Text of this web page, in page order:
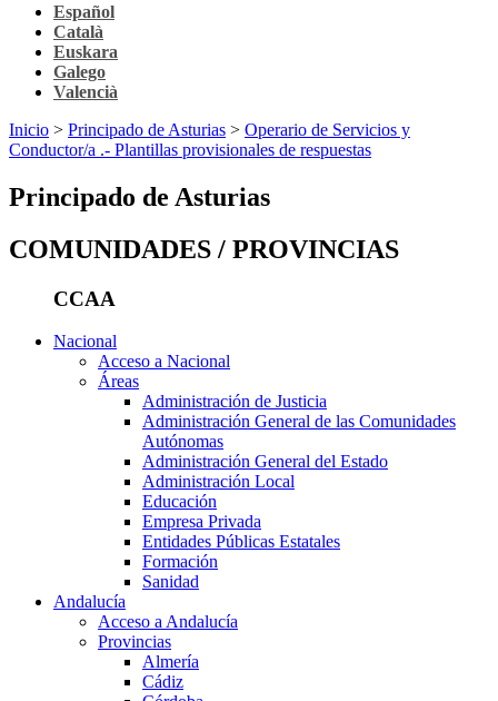
Español
Català
Euskara
Galego
Valencià
Inicio > Principado de Asturias > Operario de Servicios y
Conductor/a .- Plantillas provisionales de respuestas
Principado de Asturias
COMUNIDADES / PROVINCIAS
CCAA
Nacional
Acceso a Nacional
Áreas
Administración de Justicia
Administración General de las Comunidades
Autónomas
Administración General del Estado
Administración Local
Educación
Empresa Privada
Entidades Públicas Estatales
Formación
Sanidad
Andalucía
Acceso a Andalucía
Provincias
Almería
Cádiz